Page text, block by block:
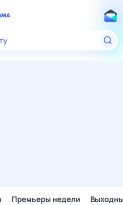
Премьеры недели